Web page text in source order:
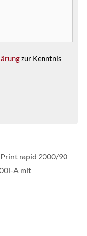
zur Kenntnis
rapid 2000/90
A mit